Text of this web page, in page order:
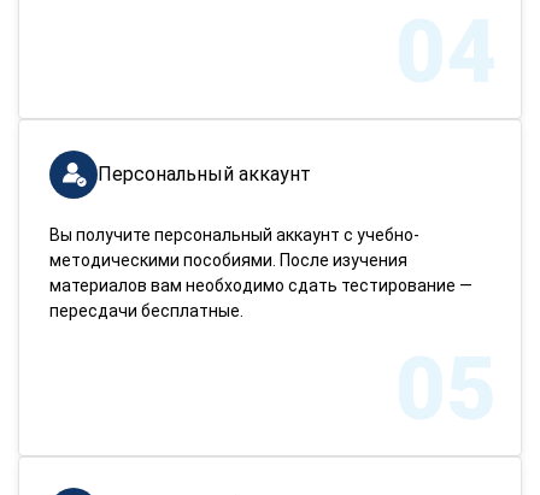
04
Персональный аккаунт
Вы получите персональный аккаунт с учебно-
методическими пособиями. После изучения
материалов вам необходимо сдать тестирование —
пересдачи бесплатные.
05